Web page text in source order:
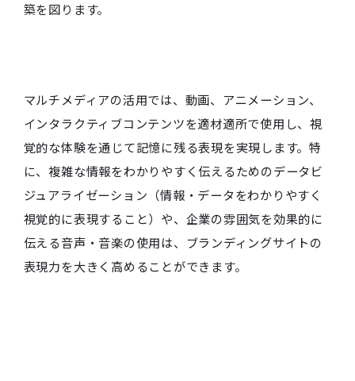
築を図ります。
マルチメディアの活用では、動画、アニメーション、
インタラクティブコンテンツを適材適所で使用し、視
覚的な体験を通じて記憶に残る表現を実現します。特
に、複雑な情報をわかりやすく伝えるためのデータビ
ジュアライゼーション（情報・データをわかりやすく
視覚的に表現すること）や、企業の雰囲気を効果的に
伝える音声・音楽の使用は、ブランディングサイトの
表現力を大きく高めることができます。